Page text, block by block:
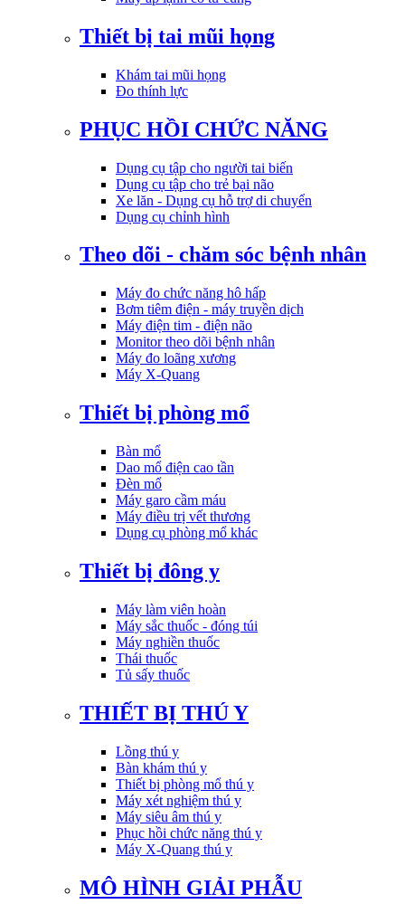
Thiết bị tai mũi họng
Khám tai mũi họng
Đo thính lực
PHỤC HỒI CHỨC NĂNG
Dụng cụ tập cho người tai biến
Dụng cụ tập cho trẻ bại não
Xe lăn - Dụng cụ hỗ trợ di chuyển
Dụng cụ chỉnh hình
Theo dõi - chăm sóc bệnh nhân
Máy đo chức năng hô hấp
Bơm tiêm điện - máy truyền dịch
Máy điện tim - điện não
Monitor theo dõi bệnh nhân
Máy đo loãng xương
Máy X-Quang
Thiết bị phòng mổ
Bàn mổ
Dao mổ điện cao tần
Đèn mổ
Máy garo cầm máu
Máy điều trị vết thương
Dụng cụ phòng mổ khác
Thiết bị đông y
Máy làm viên hoàn
Máy sắc thuốc - đóng túi
Máy nghiền thuốc
Thái thuốc
Tủ sấy thuốc
THIẾT BỊ THÚ Y
Lồng thú y
Bàn khám thú y
Thiết bị phòng mổ thú y
Máy xét nghiệm thú y
Máy siêu âm thú y
Phục hồi chức năng thú y
Máy X-Quang thú y
MÔ HÌNH GIẢI PHẪU